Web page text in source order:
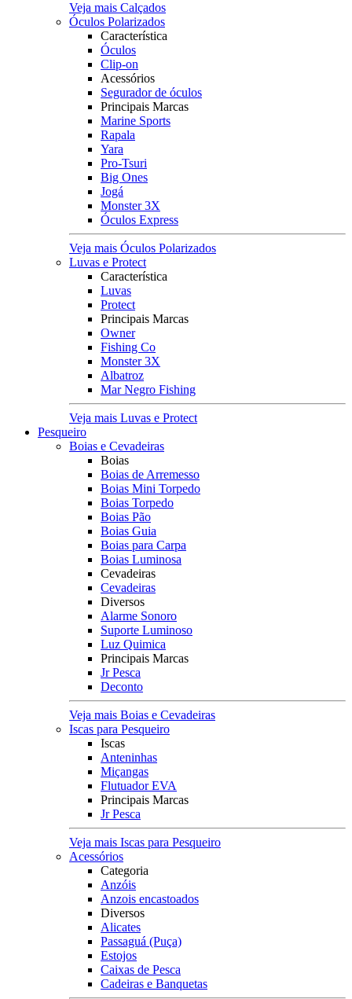
Veja mais Calçados
Óculos Polarizados
Característica
Óculos
Clip-on
Acessórios
Segurador de óculos
Principais Marcas
Marine Sports
Rapala
Yara
Pro-Tsuri
Big Ones
Jogá
Monster 3X
Óculos Express
Veja mais Óculos Polarizados
Luvas e Protect
Característica
Luvas
Protect
Principais Marcas
Owner
Fishing Co
Monster 3X
Albatroz
Mar Negro Fishing
Veja mais Luvas e Protect
Pesqueiro
Boias e Cevadeiras
Boias
Boias de Arremesso
Boias Mini Torpedo
Boias Torpedo
Boias Pão
Boias Guia
Boias para Carpa
Boias Luminosa
Cevadeiras
Cevadeiras
Diversos
Alarme Sonoro
Suporte Luminoso
Luz Quimica
Principais Marcas
Jr Pesca
Deconto
Veja mais Boias e Cevadeiras
Iscas para Pesqueiro
Iscas
Anteninhas
Miçangas
Flutuador EVA
Principais Marcas
Jr Pesca
Veja mais Iscas para Pesqueiro
Acessórios
Categoria
Anzóis
Anzois encastoados
Diversos
Alicates
Passaguá (Puça)
Estojos
Caixas de Pesca
Cadeiras e Banquetas